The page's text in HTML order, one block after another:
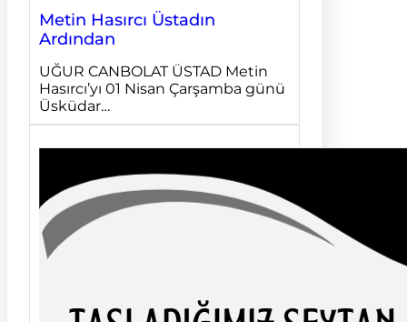
Metin Hasırcı Üstadın
Ardından
UĞUR CANBOLAT ÜSTAD Metin
Hasırcı’yı 01 Nisan Çarşamba günü
Üsküdar…